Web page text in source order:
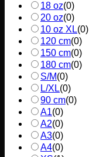
18 oz(0)
20 oz(0)
10 oz XL(0)
120 cm(0)
150 cm(0)
180 cm(0)
S/M(0)
L/XL(0)
90 cm(0)
A1(0)
A2(0)
A3(0)
A4(0)